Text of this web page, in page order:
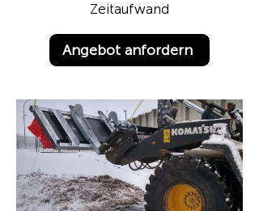
Zeitaufwand
Angebot anfordern